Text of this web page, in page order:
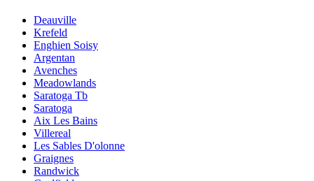
Deauville
Krefeld
Enghien Soisy
Argentan
Avenches
Meadowlands
Saratoga Tb
Saratoga
Aix Les Bains
Villereal
Les Sables D'olonne
Graignes
Randwick